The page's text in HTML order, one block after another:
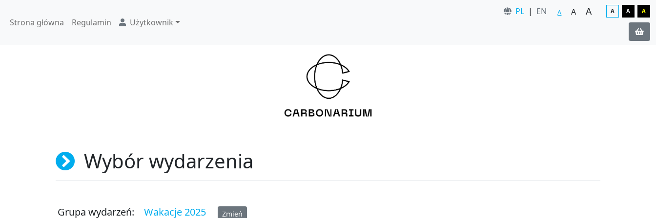
Strona główna Regulamin Użytkownik
PL | EN A A A A A A
Wybór wydarzenia
Grupa wydarzeń: Wakacje 2025 Zmień